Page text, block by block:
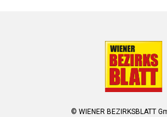
© WIENER BEZIRKSBLATT